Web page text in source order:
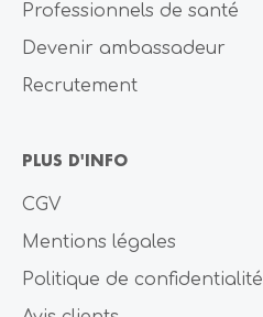
Professionnels de santé
Devenir ambassadeur
Recrutement
PLUS D'INFO
CGV
Mentions légales
Politique de confidentialité